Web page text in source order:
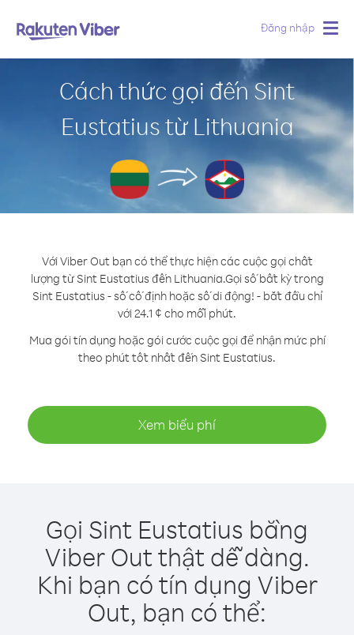
Đăng nhập
Cách thức gọi đến Sint
Eustatius từ Lithuania
Với Viber Out bạn có thể thực hiện các cuộc gọi chất
lượng từ Sint Eustatius đến Lithuania.Gọi số bất kỳ trong
Sint Eustatius - số cố định hoặc số di động! - bắt đầu chỉ
với 24.1 ¢ cho mỗi phút.
Mua gói tín dụng hoặc gói cước cuộc gọi để nhận mức phí
theo phút tốt nhất đến Sint Eustatius.
Xem biểu phí
Gọi Sint Eustatius bằng
Viber Out thật dễ dàng.
Khi bạn có tín dụng Viber
Out, bạn có thể: